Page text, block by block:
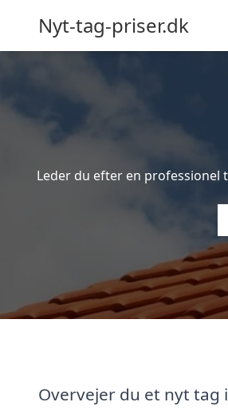
Nyt-tag-priser.dk
Leder du efter en professionel
Overvejer du et nyt tag